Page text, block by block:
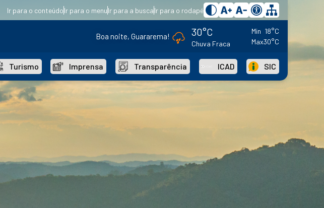
Ir para o conteúdoIr para o menuIr para a buscaIr para o rodapé
Boa noite, Guararema! 30°C
Chuva Fraca
Min 18°C
Max30°C
Turismo Imprensa Transparência ICAD SIC